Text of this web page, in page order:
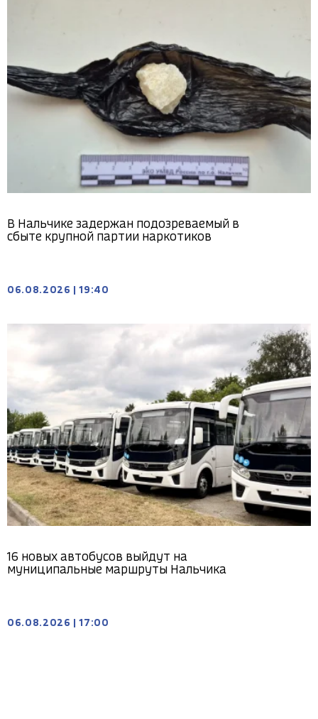
В Нальчике задержан подозреваемый в
сбыте крупной партии наркотиков
06.08.2026 19:40
16 новых автобусов выйдут на
муниципальные маршруты Нальчика
06.08.2026 17:00